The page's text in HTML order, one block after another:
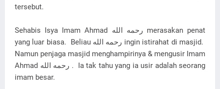
tersebut.
Sehabis Isya Imam Ahmad رحمه الله‎ merasakan penat
yang luar biasa. Beliau رحمه الله‎ ingin istirahat di masjid.
Namun penjaga masjid menghampirinya & mengusir Imam
Ahmad رحمه الله‎ . Ia tak tahu yang ia usir adalah seorang
imam besar.